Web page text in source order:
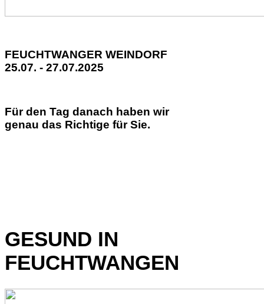
FEUCHTWANGER WEINDORF
25.07. - 27.07.2025
Für den Tag danach haben wir
genau das Richtige für Sie.
GESUND IN
FEUCHTWANGEN